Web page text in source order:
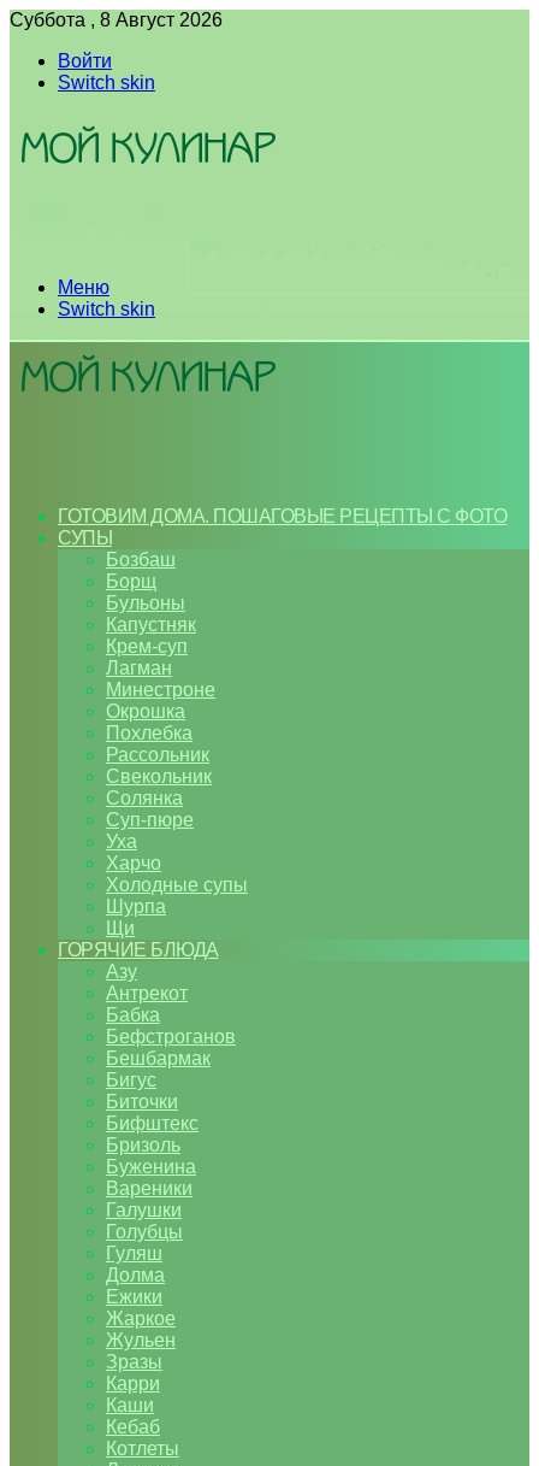
Суббота , 8 Август 2026
Войти
Switch skin
Меню
Switch skin
ГОТОВИМ ДОМА. ПОШАГОВЫЕ РЕЦЕПТЫ С ФОТО
СУПЫ
Бозбаш
Борщ
Бульоны
Капустняк
Крем-суп
Лагман
Минестроне
Окрошка
Похлебка
Рассольник
Свекольник
Солянка
Суп-пюре
Уха
Харчо
Холодные супы
Шурпа
Щи
ГОРЯЧИЕ БЛЮДА
Азу
Антрекот
Бабка
Бефстроганов
Бешбармак
Бигус
Биточки
Бифштекс
Бризоль
Буженина
Вареники
Галушки
Голубцы
Гуляш
Долма
Ежики
Жаркое
Жульен
Зразы
Карри
Каши
Кебаб
Котлеты